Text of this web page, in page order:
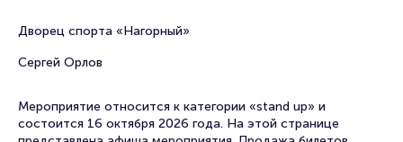
Дворец спорта «Нагорный»
Сергей Орлов
Мероприятие относится к категории «stand up» и
состоится 16 октября 2026 года. На этой странице